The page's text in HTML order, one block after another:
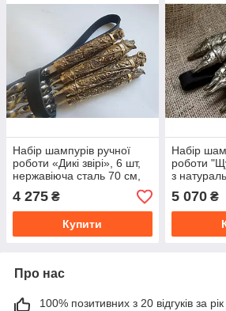
Набір шампурів ручної
роботи «Дикі звірі», 6 шт,
нержавіюча сталь 70 см,
рукояті з бронзи, шкіряний
сагайдак
4 275 ₴
Купити
Набір
роботи
з
5 070₴
Про нас
100% позитивних з 20 відгуків за рік